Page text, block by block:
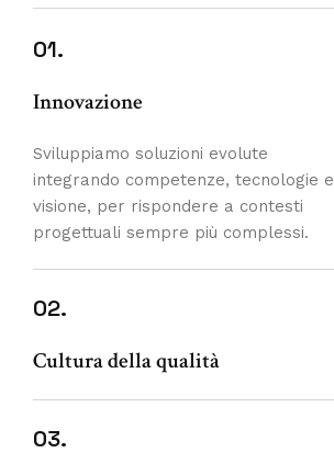
01.
Innovazione
Sviluppiamo soluzioni evolute
integrando competenze, tecnologie e
visione, per rispondere a contesti
progettuali sempre più complessi.
02.
Cultura della qualità
03.